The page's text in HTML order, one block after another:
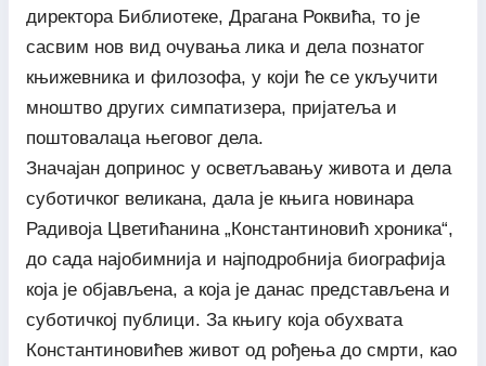
директора Библиотеке, Драгана Роквића, то је
сасвим нов вид очувања лика и дела познатог
књижевника и филозофа, у који ће се укључити
мноштво других симпатизера, пријатеља и
поштовалаца његовог дела.
Значајан допринос у осветљавању живота и дела
суботичког великана, дала је књига новинара
Радивоја Цветићанина „Константиновић хроника“,
до сада најобимнија и најподробнија биографија
која је објављена, а која је данас представљена и
суботичкој публици. За књигу која обухвата
Константиновићев живот од рођења до смрти, као